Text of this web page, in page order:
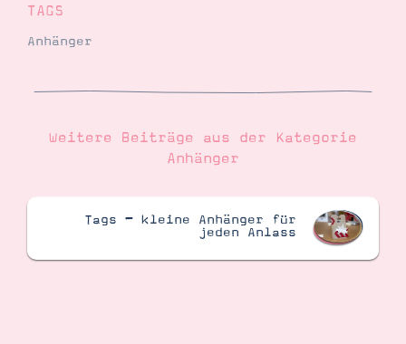
TAGS
Anhänger
Weitere Beiträge aus der Kategorie
Anhänger
Tags – kleine Anhänger für
jeden Anlass